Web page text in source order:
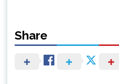
Share